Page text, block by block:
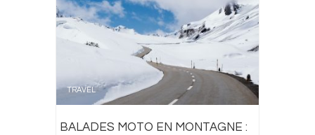
TRAVEL
BALADES MOTO EN MONTAGNE :